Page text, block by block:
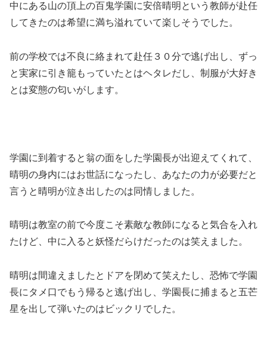
中にある山の頂上の百鬼学園に安倍晴明という教師が赴任
してきたのは希望に満ち溢れていて楽しそうでした。
前の学校では不良に絡まれて赴任３０分で逃げ出し、ずっ
と実家に引き籠もっていたとはヘタレだし、制服が大好き
とは変態の匂いがします。
学園に到着すると翁の面をした学園長が出迎えてくれて、
晴明の身内にはお世話になったし、あなたの力が必要だと
言うと晴明が泣き出したのは同情しました。
晴明は教室の前で今度こそ素敵な教師になると気合を入れ
たけど、中に入ると妖怪だらけだったのは笑えました。
晴明は間違えましたとドアを閉めて笑えたし、恐怖で学園
長にタメ口でもう帰ると逃げ出し、学園長に捕まると五芒
星を出して弾いたのはビックリでした。